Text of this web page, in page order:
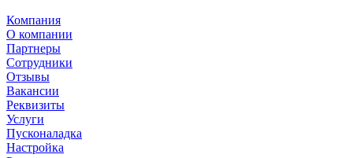
Компания
О компании
Партнеры
Сотрудники
Отзывы
Вакансии
Реквизиты
Услуги
Пусконаладка
Настройка